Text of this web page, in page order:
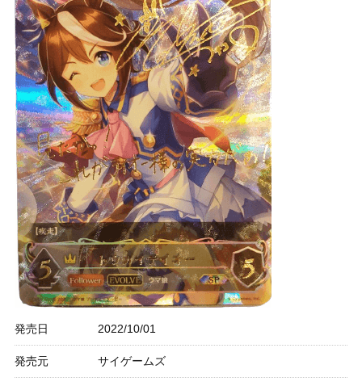
発売日 2022/10/01
発売元 サイゲームズ